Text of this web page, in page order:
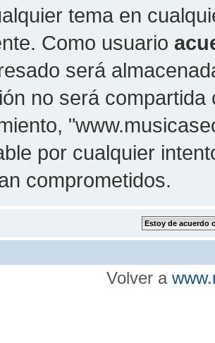
tema en
Como usuario
será
no será
por cualquier
comprometidos.
Volver a